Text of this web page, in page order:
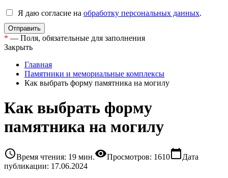
Я даю согласие на обработку персональных данных.
* — Поля, обязательные для заполнения
Закрыть
Главная
Памятники и мемориальные комплексы
Как выбрать форму памятника на могилу
Как выбрать форму
памятника на могилу
scheduleВремя чтения: 19 мин.visibilityПросмотров: 1610calendar_todayДата
публикации: 17.06.2024